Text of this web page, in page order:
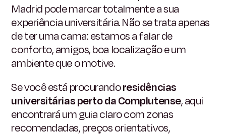
Madrid pode marcar totalmente a sua
experiência universitária. Não se trata apenas
de ter uma cama: estamos a falar de
conforto, amigos, boa localização e um
ambiente que o motive.
Se você está procurandoresidências
universitárias perto da Complutense, aqui
encontrará um guia claro com zonas
recomendadas, preços orientativos,